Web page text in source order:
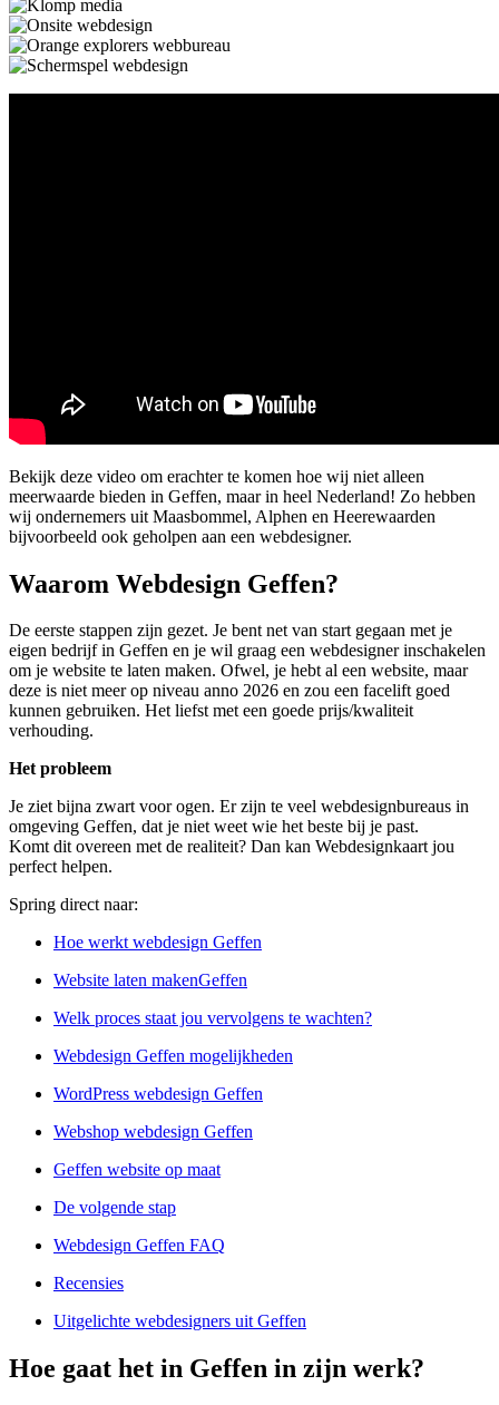
Bekijk deze video om erachter te komen hoe wij niet alleen
meerwaarde bieden in Geffen, maar in heel Nederland! Zo hebben
wij ondernemers uit Maasbommel, Alphen en Heerewaarden
bijvoorbeeld ook geholpen aan een webdesigner.
Waarom Webdesign Geffen?
De eerste stappen zijn gezet. Je bent net van start gegaan met je
eigen bedrijf in Geffen en je wil graag een webdesigner inschakelen
om je website te laten maken. Ofwel, je hebt al een website, maar
deze is niet meer op niveau anno 2026 en zou een facelift goed
kunnen gebruiken. Het liefst met een goede prijs/kwaliteit
verhouding.
Het probleem
Je ziet bijna zwart voor ogen. Er zijn te veel webdesignbureaus in
omgeving Geffen, dat je niet weet wie het beste bij je past.
Komt dit overeen met de realiteit? Dan kan Webdesignkaart jou
perfect helpen.
Spring direct naar:
Hoe werkt webdesign Geffen
Website laten makenGeffen
Welk proces staat jou vervolgens te wachten?
Webdesign Geffen mogelijkheden
WordPress webdesign Geffen
Webshop webdesign Geffen
Geffen website op maat
De volgende stap
Webdesign Geffen FAQ
Recensies
Uitgelichte webdesigners uit Geffen
Hoe gaat het in Geffen in zijn werk?